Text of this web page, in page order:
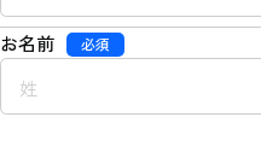
お名前 必須